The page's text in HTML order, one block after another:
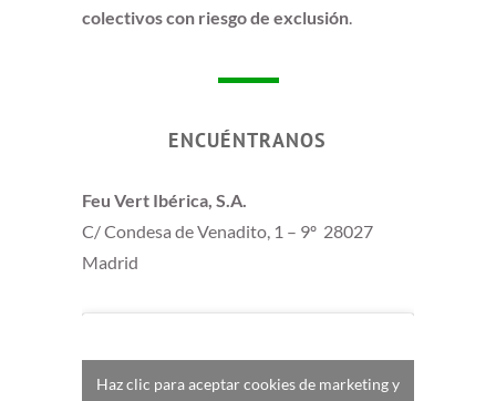
colectivos con riesgo de exclusión.
ENCUÉNTRANOS
Feu Vert Ibérica, S.A.
C/ Condesa de Venadito, 1 – 9º 28027
Madrid
Haz clic para aceptar cookies de marketing y